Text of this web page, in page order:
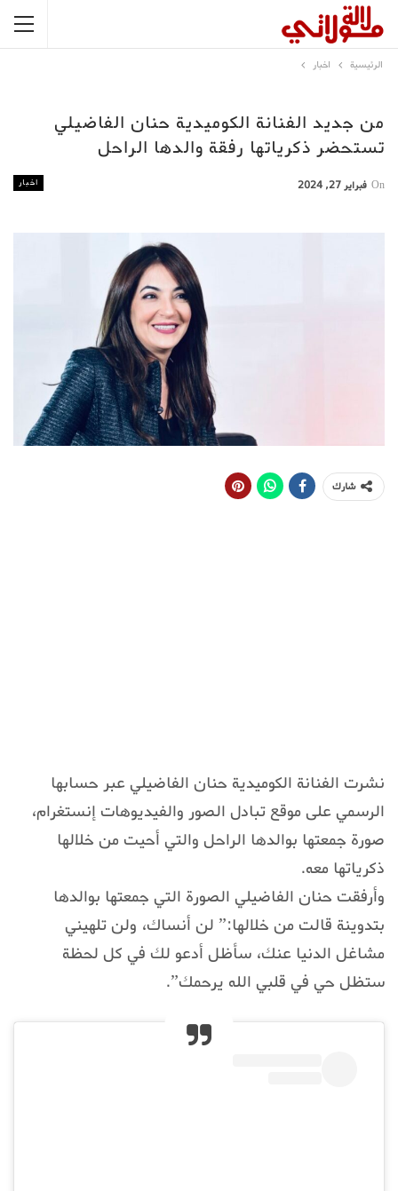
الرئيسية اخبار
من جديد الفنانة الكوميدية حنان الفاضيلي
تستحضر ذكرياتها رفقة والدها الراحل
اخبار On فبراير 27, 2024
شارك
نشرت الفنانة الكوميدية حنان الفاضيلي عبر حسابها
الرسمي على موقع تبادل الصور والفيديوهات إنستغرام،
صورة جمعتها بوالدها الراحل والتي أحيت من خلالها
ذكرياتها معه.
وأرفقت حنان الفاضيلي الصورة التي جمعتها بوالدها
بتدوينة قالت من خلالها:” لن أنساك، ولن تلهيني
مشاغل الدنيا عنك، سأظل أدعو لك في کل لحظة
ستظل حي في قلبي الله يرحمك”.